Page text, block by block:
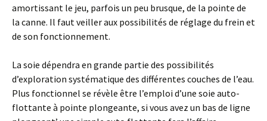
amortissant le jeu, parfois un peu brusque, de la pointe de
la canne. Il faut veiller aux possibilités de réglage du frein et
de son fonctionnement.
La soie dépendra en grande partie des possibilités
d’exploration systématique des différentes couches de l’eau.
Plus fonctionnel se révèle être l’emploi d’une soie auto-
flottante à pointe plongeante, si vous avez un bas de ligne